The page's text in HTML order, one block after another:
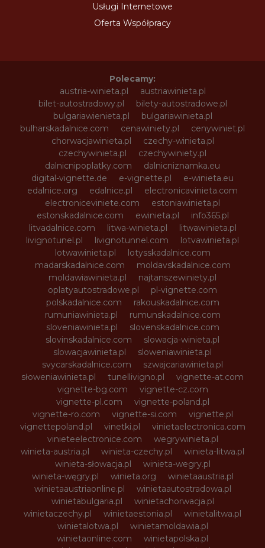
Usługi Internetowe
Oferta Współpracy
Polecamy:
austria-winieta.pl
austriawinieta.pl
bilet-autostradowy.pl
bilety-autostradowe.pl
bulgariawienieta.pl
bulgariawinieta.pl
bulharskadalnice.com
cenawiniety.pl
cenywiniet.pl
chorwacjawinieta.pl
czechy-winieta.pl
czechywinieta.pl
czechywiniety.pl
dalnicnipoplatky.com
dalnicniznamka.eu
digital-vignette.de
e-vignette.pl
e-winieta.eu
edalnice.org
edalnice.pl
electronicavinieta.com
electroniceviniete.com
estoniawinieta.pl
estonskadalnice.com
ewinieta.pl
info365.pl
litvadalnice.com
litwa-winieta.pl
litwawinieta.pl
livignotunel.pl
livignotunnel.com
lotvawinieta.pl
lotwawinieta.pl
lotysskadalnice.com
madarskadalnice.com
moldavskadalnice.com
moldawiawinieta.pl
najtanszewiniety.pl
oplatyautostradowe.pl
pl-vignette.com
polskadalnice.com
rakouskadalnice.com
rumuniawinieta.pl
rumunskadalnice.com
sloveniawinieta.pl
slovenskadalnice.com
slovinskadalnice.com
slowacja-winieta.pl
slowacjawinieta.pl
sloweniawinieta.pl
svycarskadalnice.com
szwajcariawinieta.pl
słoweniawinieta.pl
tunellivigno.pl
vignette-at.com
vignette-bg.com
vignette-cz.com
vignette-pl.com
vignette-poland.pl
vignette-ro.com
vignette-si.com
vignette.pl
vignettepoland.pl
vinetki.pl
vinietaelectronica.com
vinieteelectronice.com
wegrywinieta.pl
winieta-austria.pl
winieta-czechy.pl
winieta-litwa.pl
winieta-słowacja.pl
winieta-wegry.pl
winieta-węgry.pl
winieta.org
winietaaustria.pl
winietaaustriaonline.pl
winietaautostradowa.pl
winietabulgaria.pl
winietachorwacja.pl
winietaczechy.pl
winietaestonia.pl
winietalitwa.pl
winietalotwa.pl
winietamoldawia.pl
winietaonline.com
winietapolska.pl